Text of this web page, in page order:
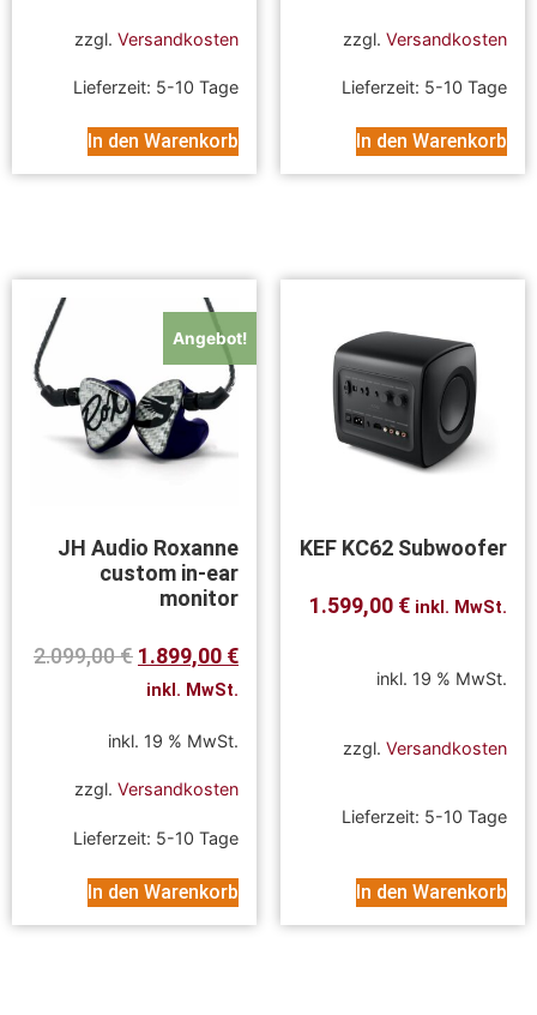
zzgl. Versandkosten
Lieferzeit: 5-10 Tage
In den Warenkorb
zzgl. Versandkosten
Lieferzeit: 5-10 Tage
In den Warenkorb
Angebot!
JH Audio Roxanne
custom in-ear
monitor
2.099,00€ 1.899,00 €
inkl. MwSt.
inkl. 19 % MwSt.
zzgl. Versandkosten
Lieferzeit: 5-10 Tage
In den Warenkorb
KEF KC62 Subwoofer
1.599,00 € inkl. MwSt.
inkl. 19 % MwSt.
zzgl. Versandkosten
Lieferzeit: 5-10 Tage
In den Warenkorb